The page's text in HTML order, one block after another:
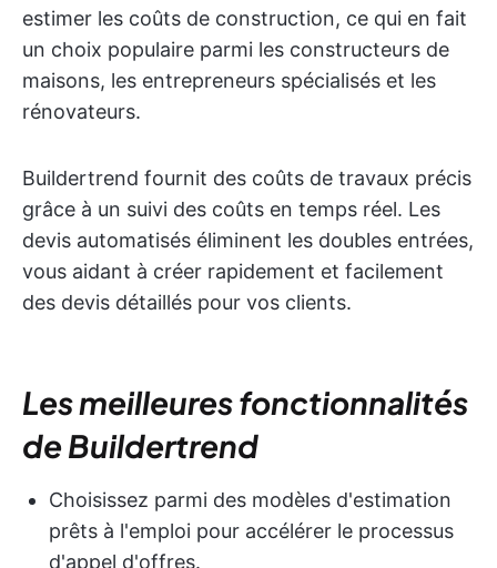
estimer les coûts de construction, ce qui en fait
un choix populaire parmi les constructeurs de
maisons, les entrepreneurs spécialisés et les
rénovateurs.
Buildertrend fournit des coûts de travaux précis
grâce à un suivi des coûts en temps réel. Les
devis automatisés éliminent les doubles entrées,
vous aidant à créer rapidement et facilement
des devis détaillés pour vos clients.
Les meilleures fonctionnalités
de Buildertrend
Choisissez parmi des modèles d'estimation
prêts à l'emploi pour accélérer le processus
d'appel d'offres.